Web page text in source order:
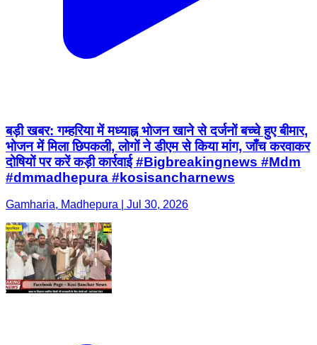
बड़ी खबर: गम्हरिया में मध्याह्न भोजन खाने से दर्जनों बच्चे हुए बीमार,
भोजन में मिला छिपकली, लोगों ने डीएम से किया मांग, जाँच करवाकर
दोषियों पर करें कड़ी कार्रवाई #Bigbreakingnews #Mdm
#dmmadhepura #kosisancharnews
Gamharia, Madhepura | Jul 30, 2026